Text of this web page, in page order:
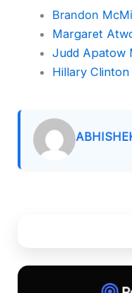
Brandon
Margaret
Judd Apatow
Hillary